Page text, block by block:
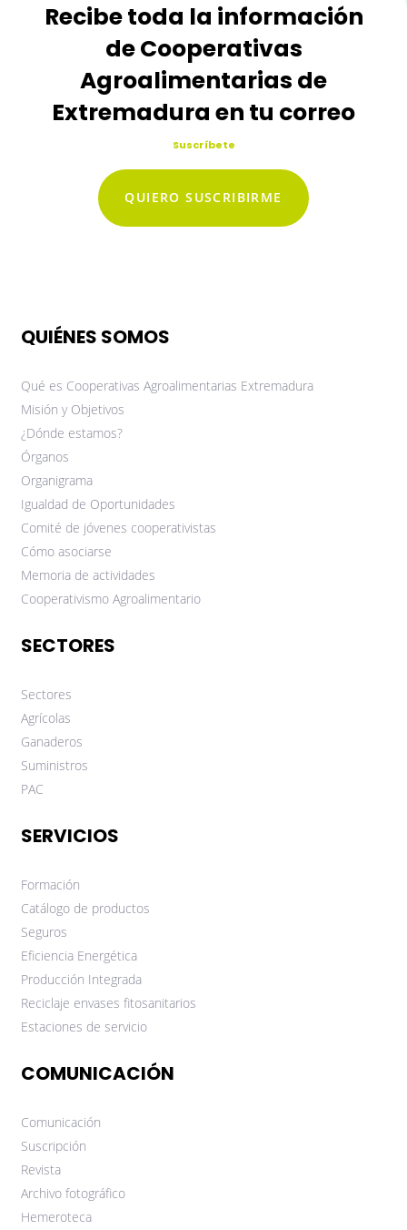
Recibe toda la información
de Cooperativas
Agroalimentarias de
Extremadura en tu correo
Suscríbete
QUIERO SUSCRIBIRME
QUIÉNES SOMOS
Qué es Cooperativas Agroalimentarias Extremadura
Misión y Objetivos
¿Dónde estamos?
Órganos
Organigrama
Igualdad de Oportunidades
Comité de jóvenes cooperativistas
Cómo asociarse
Memoria de actividades
Cooperativismo Agroalimentario
SECTORES
Sectores
Agrícolas
Ganaderos
Suministros
PAC
SERVICIOS
Formación
Catálogo de productos
Seguros
Eficiencia Energética
Producción Integrada
Reciclaje envases fitosanitarios
Estaciones de servicio
COMUNICACIÓN
Comunicación
Suscripción
Revista
Archivo fotográfico
Hemeroteca